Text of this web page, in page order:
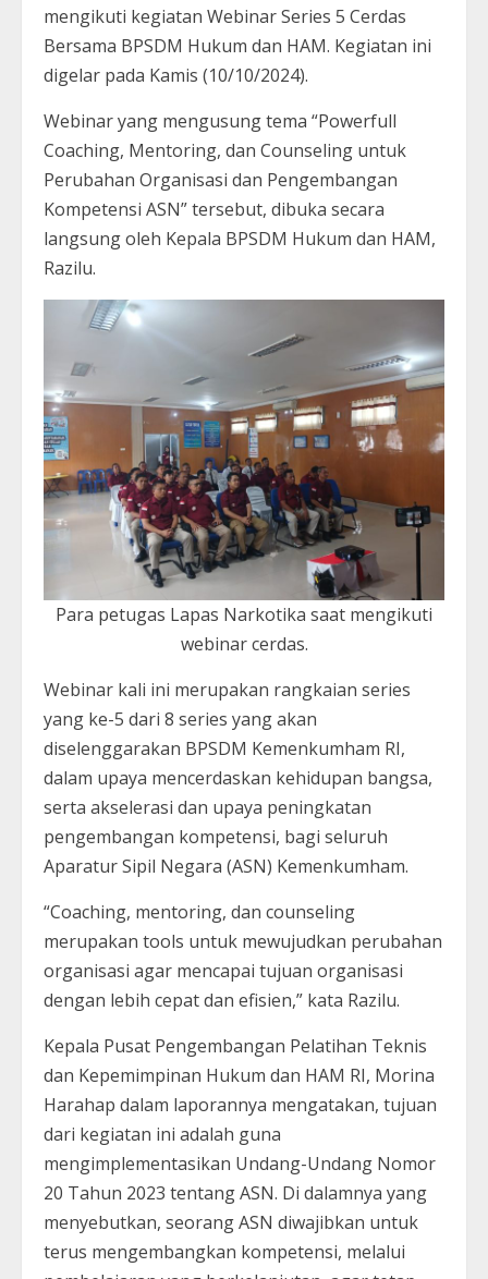
mengikuti kegiatan Webinar Series 5 Cerdas
Bersama BPSDM Hukum dan HAM. Kegiatan ini
digelar pada Kamis (10/10/2024).
Webinar yang mengusung tema “Powerfull
Coaching, Mentoring, dan Counseling untuk
Perubahan Organisasi dan Pengembangan
Kompetensi ASN” tersebut, dibuka secara
langsung oleh Kepala BPSDM Hukum dan HAM,
Razilu.
Para petugas Lapas Narkotika saat mengikuti
webinar cerdas.
Webinar kali ini merupakan rangkaian series
yang ke-5 dari 8 series yang akan
diselenggarakan BPSDM Kemenkumham RI,
dalam upaya mencerdaskan kehidupan bangsa,
serta akselerasi dan upaya peningkatan
pengembangan kompetensi, bagi seluruh
Aparatur Sipil Negara (ASN) Kemenkumham.
“Coaching, mentoring, dan counseling
merupakan tools untuk mewujudkan perubahan
organisasi agar mencapai tujuan organisasi
dengan lebih cepat dan efisien,” kata Razilu.
Kepala Pusat Pengembangan Pelatihan Teknis
dan Kepemimpinan Hukum dan HAM RI, Morina
Harahap dalam laporannya mengatakan, tujuan
dari kegiatan ini adalah guna
mengimplementasikan Undang-Undang Nomor
20 Tahun 2023 tentang ASN. Di dalamnya yang
menyebutkan, seorang ASN diwajibkan untuk
terus mengembangkan kompetensi, melalui